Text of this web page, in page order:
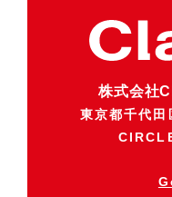
株式会社
東京都千代